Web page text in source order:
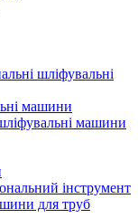
шліфувальні
машини
машини
інструмент
для труб